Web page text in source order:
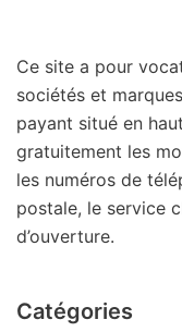
Ce site a pour
sociétés et
payant situé en
gratuitement les
les numéros de
postale, le service
d’ouverture.
Catégories